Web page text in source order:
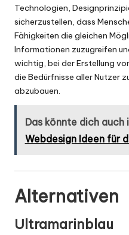
Technologien,
sicherzustellen, dass
Fähigkeiten die gleichen
Informationen zuzugreifen
wichtig, bei der Erstellung
die Bedürfnisse aller Nutzer
abzubauen.
Das könnte dich auch
Webdesign Ideen für
Alternativen
Ultramarinblau